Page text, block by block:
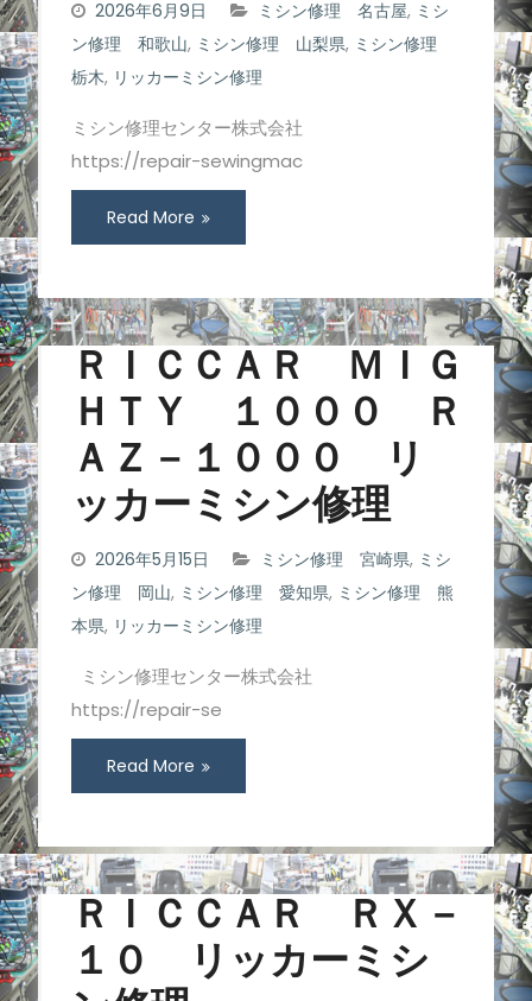
2026年6月9日 ミシン修理 名古屋, ミシ
ン修理 和歌山, ミシン修理 山梨県, ミシン修理
栃木, リッカーミシン修理
ミシン修理センター株式会社
https://repair-sewingmac
Read More
ＲＩＣＣＡＲ ＭＩＧ
ＨＴＹ １０００ Ｒ
ＡＺ－１０００ リ
ッカーミシン修理
2026年5月15日 ミシン修理 宮崎県, ミシ
ン修理 岡山, ミシン修理 愛知県, ミシン修理 熊
本県, リッカーミシン修理
ミシン修理センター株式会社
https://repair-se
Read More
ＲＩＣＣＡＲ ＲＸ－
１０ リッカーミシ